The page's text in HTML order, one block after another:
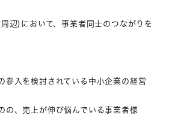
辺)において、事業者同士のつながりを
参入を検討されている中小企業の経営
の、売上が伸び悩んでいる事業者様